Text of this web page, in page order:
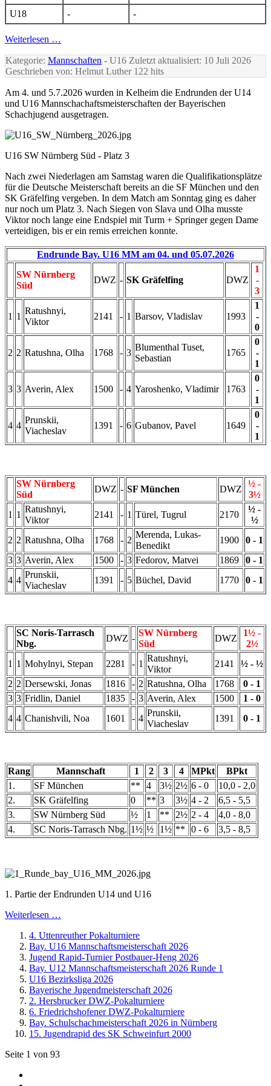
U18 - -
Weiterlesen …
Kategorie: Mannschaften - U16 Zuletzt aktualisiert: 10 Juli 2026
Geschrieben von: Helmut Luther122 hits
Am 4. und 5.7.2026 wurden in Kelheim die Endrunden der U14
und U16 Mannschachaftsmeisterschaften der Bayerischen
Schachjugend ausgetragen.
U16 SW Nürnberg Süd - Platz 3
Nach zwei Niederlagen am Samstag waren die Qualifikationsplätze
für die Deutsche Meisterschaft bereits an die SF München und den
SK Gräfelfing vergeben. In dem Match am Sonntag ging es daher
nur noch um Platz 3. Nach Siegen von Slava und Olha musste
Viktor noch lange eine Endspiel mit Turm + Springer gegen Dame
verteidigen, bis er ein remis erreichen konnte.
Endrunde Bay. U16 MM am 04. und 05.07.2026
SW Nürnberg
Süd
DWZ - SK Gräfelfing DWZ
1
-
3
1 1
Ratushnyi,
Viktor
2141 - 1 Barsov, Vladislav 1993
1
-
0
2 2 Ratushna, Olha 1768 - 3
Blumenthal Tuset,
Sebastian
1765
0
-
1
3 3 Averin, Alex 1500 - 4 Yaroshenko, Vladimir 1763
0
-
1
4 4
Prunskii,
Viacheslav
1391 - 6 Gubanov, Pavel 1649
0
-
1
SW Nürnberg
Süd
DWZ - SF München DWZ
½ -
3½
1 1
Ratushnyi,
Viktor
2141 - 1 Türel, Tugrul 2170
½ -
½
2 2 Ratushna, Olha 1768 - 2
Merenda, Lukas-
Benedikt
1900
0 - 1
3 3 Averin, Alex 1500 - 3 Fedorov, Matvei 1869
0 - 1
4 4
Prunskii,
Viacheslav
1391 - 5 Büchel, David 1770 0 - 1
SC Noris-Tarrasch
Nbg.
DWZ -
SW Nürnberg
Süd
DWZ
1½ -
2½
1 1 Mohylnyi, Stepan 2281 - 1
Ratushnyi,
Viktor
2141
½ - ½
2 2 Dersewski, Jonas 1816 - 2 Ratushna, Olha 1768
0 - 1
3 3 Fridlin, Daniel 1835 - 3 Averin, Alex 1500
1 - 0
4 4 Chanishvili, Noa 1601 - 4
Prunskii,
Viacheslav
1391 0 - 1
Rang Mannschaft 1 2 3 4 MPkt
BPkt
1.
SF München ** 4 3½ 2½ 6 - 0
10,0 - 2,0
2.
SK Gräfelfing 0 ** 3 3½ 4 - 2
6,5 - 5,5
3.
SW Nürnberg Süd ½ 1 ** 2½ 2 - 4
4,0 - 8,0
4.
SC Noris-Tarrasch Nbg. 1½ ½ 1½ ** 0 - 6 3,5 - 8,5
1. Partie der Endrunden U14 und U16
Weiterlesen …
4. Uttenreuther Pokalturniere
Bay. U16 Mannschaftsmeisterschaft 2026
Jugend Rapid-Turnier Postbauer-Heng 2026
Bay. U12 Mannschaftsmeisterschaft 2026 Runde 1
U16 Bezirksliga 2026
Bayerische Jugendmeisterschaft 2026
2. Hersbrucker DWZ-Pokalturniere
6. Friedrichshofener DWZ-Pokalturniere
Bay. Schulschachmeisterschaft 2026 in Nürnberg
15. Jugendrapid des SK Schweinfurt 2000
Seite 1 von 93